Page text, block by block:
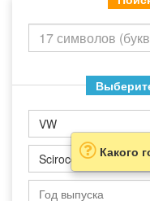
VW
Scirocco Какого